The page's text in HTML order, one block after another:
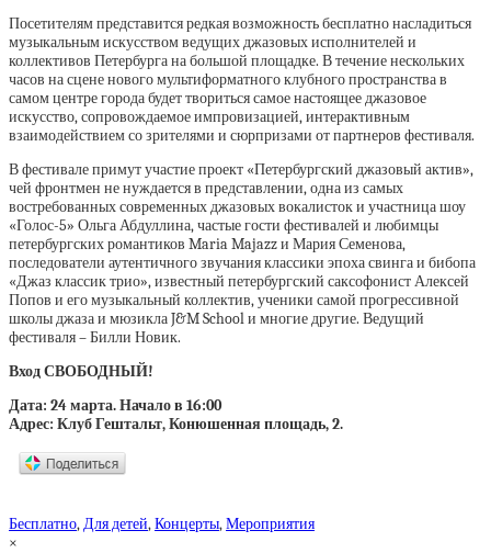
Посетителям представится редкая возможность бесплатно насладиться
музыкальным искусством ведущих джазовых исполнителей и
коллективов Петербурга на большой площадке. В течение нескольких
часов на сцене нового мультиформатного клубного пространства в
самом центре города будет твориться самое настоящее джазовое
искусство, сопровождаемое импровизацией, интерактивным
взаимодействием со зрителями и сюрпризами от партнеров фестиваля.
В фестивале примут участие проект «Петербургский джазовый актив»,
чей фронтмен не нуждается в представлении, одна из самых
востребованных современных джазовых вокалисток и участница шоу
«Голос-5» Ольга Абдуллина, частые гости фестивалей и любимцы
петербургских романтиков Maria Majazz и Мария Семенова,
последователи аутентичного звучания классики эпоха свинга и бибопа
«Джаз классик трио», известный петербургский саксофонист Алексей
Попов и его музыкальный коллектив, ученики самой прогрессивной
школы джаза и мюзикла J&M School и многие другие. Ведущий
фестиваля – Билли Новик.
Вход СВОБОДНЫЙ!
Дата: 24 марта. Начало в 16:00
Адрес: Клуб Гештальт, Конюшенная площадь, 2.
Бесплатно,Для детей,Концерты,Мероприятия
×